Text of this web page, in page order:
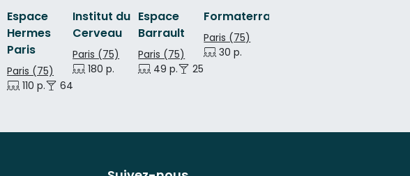
Espace
Hermes
Paris
Paris (75)
110 p.
64 p.
Institut du
Cerveau
Paris (75)
180 p.
Espace
Barrault
Paris (75)
49 p.
25 p.
Formaterra
Paris (75)
30 p.